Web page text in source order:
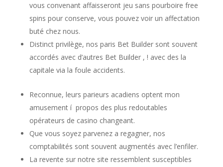
vous convenant affaisseront jeu sans pourboire free
spins pour conserve, vous pouvez voir un affectation
buté chez nous.
Distinct privilège, nos paris Bet Builder sont souvent
accordés avec d’autres Bet Builder , ! avec des la
capitale via la foule accidents.
Reconnue, leurs parieurs acadiens optent mon
amusement í propos des plus redoutables
opérateurs de casino changeant.
Que vous soyez parvenez a regagner, nos
comptabilités sont souvent augmentés avec l’enfiler.
La revente sur notre site ressemblent susceptibles